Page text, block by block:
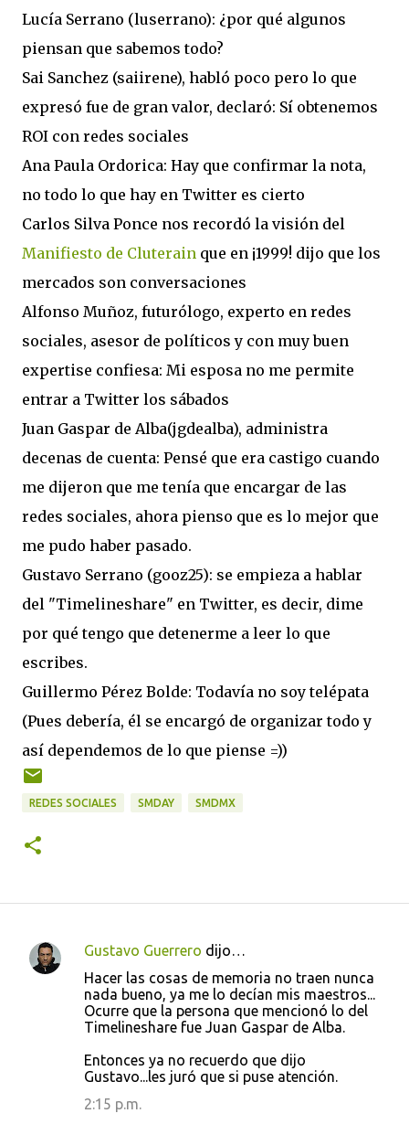
Lucía Serrano (luserrano): ¿por qué algunos
piensan que sabemos todo?
Sai Sanchez (saiirene), habló poco pero lo que
expresó fue de gran valor, declaró: Sí obtenemos
ROI con redes sociales
Ana Paula Ordorica: Hay que confirmar la nota,
no todo lo que hay en Twitter es cierto
Carlos Silva Ponce nos recordó la visión del
Manifiesto de Cluterain que en ¡1999! dijo que los
mercados son conversaciones
Alfonso Muñoz, futurólogo, experto en redes
sociales, asesor de políticos y con muy buen
expertise confiesa: Mi esposa no me permite
entrar a Twitter los sábados
Juan Gaspar de Alba(jgdealba), administra
decenas de cuenta: Pensé que era castigo cuando
me dijeron que me tenía que encargar de las
redes sociales, ahora pienso que es lo mejor que
me pudo haber pasado.
Gustavo Serrano (gooz25): se empieza a hablar
del "Timelineshare" en Twitter, es decir, dime
por qué tengo que detenerme a leer lo que
escribes.
Guillermo Pérez Bolde: Todavía no soy telépata
(Pues debería, él se encargó de organizar todo y
así dependemos de lo que piense =))
REDES SOCIALES SMDAY SMDMX
C
Gustavo Guerrero dijo…
Hacer las cosas de memoria no traen nunca
nada bueno, ya me lo decían mis maestros...
Ocurre que la persona que mencionó lo del
Timelineshare fue Juan Gaspar de Alba.
Entonces ya no recuerdo que dijo
Gustavo...les juró que si puse atención.
2:15 p.m.